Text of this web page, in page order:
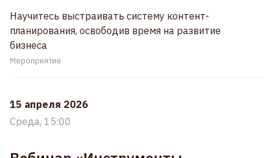
Научитесь выстраивать систему контент-
планирования, освободив время на развитие
бизнеса
Мероприятие
15 апреля 2026
Среда, 15:00